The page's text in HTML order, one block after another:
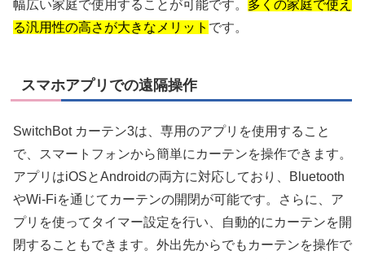
幅広い家庭で使用することが可能です。 多くの家庭で使え
る汎用性の高さが大きなメリット です。
スマホアプリでの遠隔操作
SwitchBot カーテン3は、専用のアプリを使用すること
で、スマートフォンから簡単にカーテンを操作できます。
アプリはiOSとAndroidの両方に対応しており、Bluetooth
やWi-Fiを通じてカーテンの開閉が可能です。さらに、ア
プリを使ってタイマー設定を行い、自動的にカーテンを開
閉することもできます。外出先からでもカーテンを操作で